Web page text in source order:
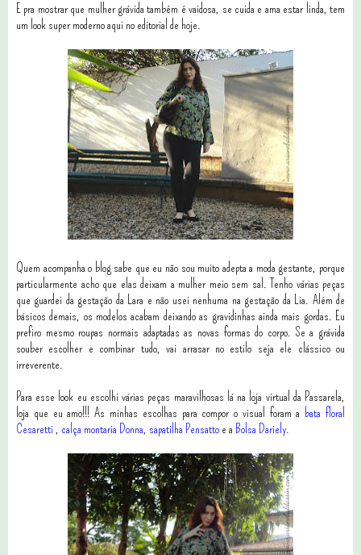
E pra mostrar que mulher grávida também é vaidosa, se cuida e ama estar linda, tem
um look super moderno aqui no editorial de hoje.
Quem acompanha o blog sabe que eu não sou muito adepta a moda gestante, porque
particularmente acho que elas deixam a mulher meio sem sal. Tenho várias peças
que guardei da gestação da Lara e não usei nenhuma na gestação da Lia. Além de
básicos demais, os modelos acabam deixando as gravidinhas ainda mais gordas. Eu
prefiro mesmo roupas normais adaptadas as novas formas do corpo. Se a grávida
souber escolher e combinar tudo, vai arrasar no estilo seja ele clássico ou
irreverente.
Para esse look eu escolhi várias peças maravilhosas lá na loja virtual da Passarela,
loja que eu amo!!! As minhas escolhas para compor o visual foram a bata floral
Cesaretti, calça montaria Donna, sapatilha Pensatto e a Bolsa Dariely.